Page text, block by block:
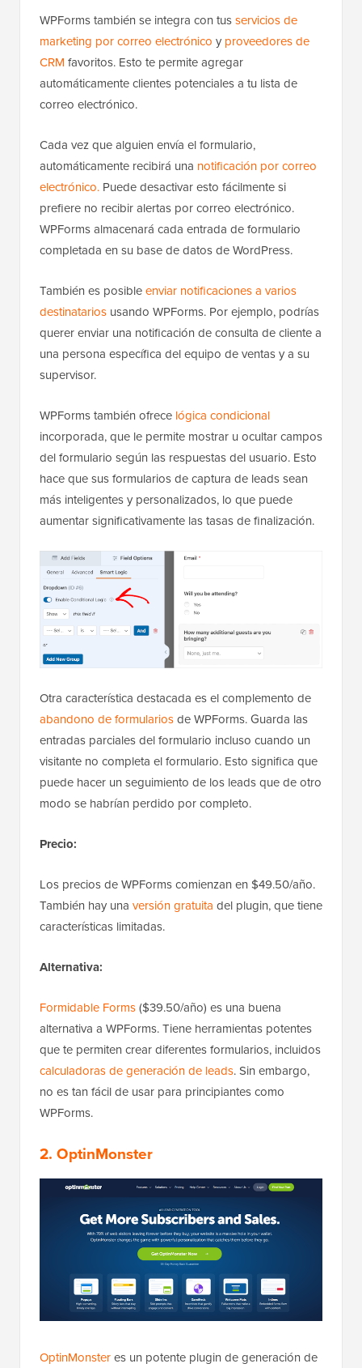
WPForms también se integra con tusservicios de
marketing por correo electrónico y proveedores de
CRM favoritos. Esto te permite agregar
automáticamente clientes potenciales a tu lista de
correo electrónico.
Cada vez que alguien envía el formulario,
automáticamente recibirá una notificación por correo
electrónico. Puede desactivar esto fácilmente si
prefiere no recibir alertas por correo electrónico.
WPForms almacenará cada entrada de formulario
completada en su base de datos de WordPress.
También es posibleenviar notificaciones a varios
destinatarios usando WPForms. Por ejemplo, podrías
querer enviar una notificación de consulta de cliente a
una persona específica del equipo de ventas y a su
supervisor.
WPForms también ofrece lógica condicional
incorporada, que le permite mostrar u ocultar campos
del formulario según las respuestas del usuario. Esto
hace que sus formularios de captura de leads sean
más inteligentes y personalizados, lo que puede
aumentar significativamente las tasas de finalización.
Otra característica destacada es el complemento de
abandono de formulariosde WPForms. Guarda las
entradas parciales del formulario incluso cuando un
visitante no completa el formulario. Esto significa que
puede hacer un seguimiento de los leads que de otro
modo se habrían perdido por completo.
Precio:
Los precios de WPForms comienzan en $49.50/año.
También hay una versión gratuita del plugin, que tiene
características limitadas.
Alternativa:
Formidable Forms($39.50/año) es una buena
alternativa a WPForms. Tiene herramientas potentes
que te permiten crear diferentes formularios, incluidos
calculadoras de generación de leads. Sin embargo,
no es tan fácil de usar para principiantes como
WPForms.
2. OptinMonster
OptinMonsteres un potente plugin de generación de